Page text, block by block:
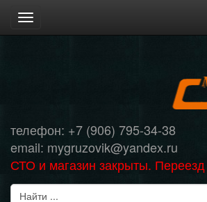
Toggle
navigation
телефон: +7 (906) 795-34-38
email: mygruzovik@yandex.ru
СТО и магазин закрыты. Переезд